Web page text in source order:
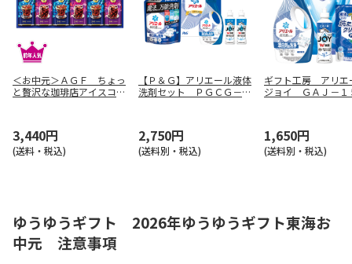
＜お中元＞ＡＧＦ ちょっ
と贅沢な珈琲店アイスコー
3,440円
(送料・税込)
【Ｐ＆Ｇ】アリエール液体
洗剤セット ＰＧＣＧ－２
2,750円
(送料別・税込)
ギフト工房 アリエ
ジョイ ＧＡＪ－１
1,650円
(送料別・税込)
ゆうゆうギフト 2026年ゆうゆうギフト東海お
中元 注意事項